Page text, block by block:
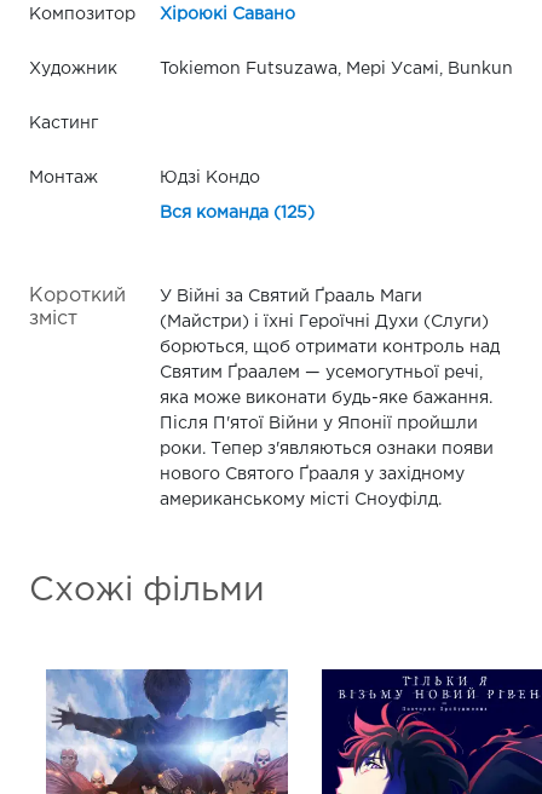
Композитор Хіроюкі Савано
Художник Tokiemon Futsuzawa, Мері Усамі, Bunkun
Кастинг
Монтаж Юдзі Кондо
Вся команда (125)
Короткий
зміст
У Війні за Святий Ґрааль Маги
(Майстри) і їхні Героїчні Духи (Слуги)
борються, щоб отримати контроль над
Святим Ґраалем — усемогутньої речі,
яка може виконати будь-яке бажання.
Після П'ятої Війни у Японії пройшли
роки. Тепер з'являються ознаки появи
нового Святого Ґрааля у західному
американському місті Сноуфілд.
Схожі фільми